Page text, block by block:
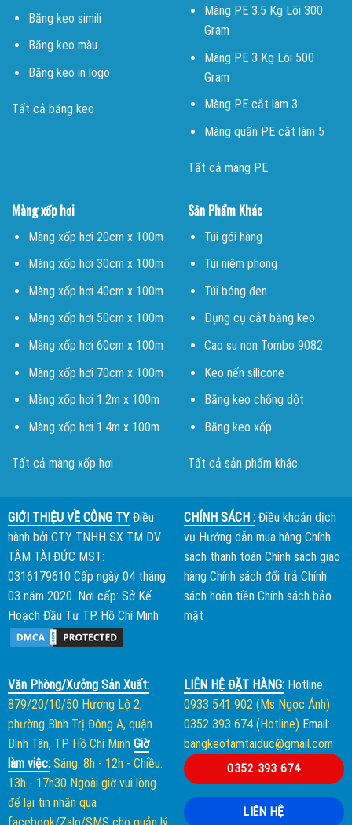
Băng keo simili
Băng keo màu
Băng keo in logo
Tất cả băng keo
Màng PE 3.5 Kg Lõi 300
Gram
Màng PE 3 Kg Lõi 500
Gram
Màng PE cắt làm 3
Màng quấn PE cắt làm 5
Tất cả màng PE
Màng xốp hơi
Màng xốp hơi 20cm x 100m
Màng xốp hơi 30cm x 100m
Màng xốp hơi 40cm x 100m
Màng xốp hơi 50cm x 100m
Màng xốp hơi 60cm x 100m
Màng xốp hơi 70cm x 100m
Màng xốp hơi 1.2m x 100m
Màng xốp hơi 1.4m x 100m
Tất cả màng xốp hơi
Sản Phẩm Khác
Túi gói hàng
Túi niêm phong
Túi bóng đen
Dụng cụ cắt băng keo
Cao su non Tombo 9082
Keo nến silicone
Băng keo chống dột
Băng keo xốp
Tất cả sản phẩm khác
GIỚI THIỆU VỀ CÔNG TYĐiều
hành bởi CTY TNHH SX TM DV
TÂM TÀI ĐỨC MST:
0316179610 Cấp ngày 04 tháng
03 năm 2020. Nơi cấp: Sở Kế
Hoạch Đầu Tư TP. Hồ Chí Minh
CHÍNH SÁCH : Điều khoản dịch
vụ Hướng dẫn mua hàng Chính
sách thanh toán Chính sách giao
hàng Chính sách đổi trả Chính
sách hoàn tiền Chính sách bảo
mật
Văn Phòng/Xưởng Sản Xuất:
879/20/10/50 Hương Lộ 2,
phường Bình Trị Đông A, quận
Bình Tân, TP. Hồ Chí Minh Giờ
làm việc: Sáng: 8h - 12h- Chiều:
13h - 17h30 Ngoài giờ vui lòng
để lại tin nhắn qua
LIÊN HỆ ĐẶT HÀNG:Hotline:
0933 541 902 (Ms Ngọc Ánh)
0352 393 674 (Hotline) Email:
bangkeotamtaiduc@gmail.com
0352 393 674
LIÊN HỆ